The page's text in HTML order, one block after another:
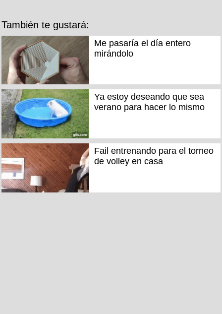
También te gustará:
Me pasaría el día entero
mirándolo
Ya estoy deseando que sea
verano para hacer lo mismo
Fail entrenando para el torneo
de volley en casa